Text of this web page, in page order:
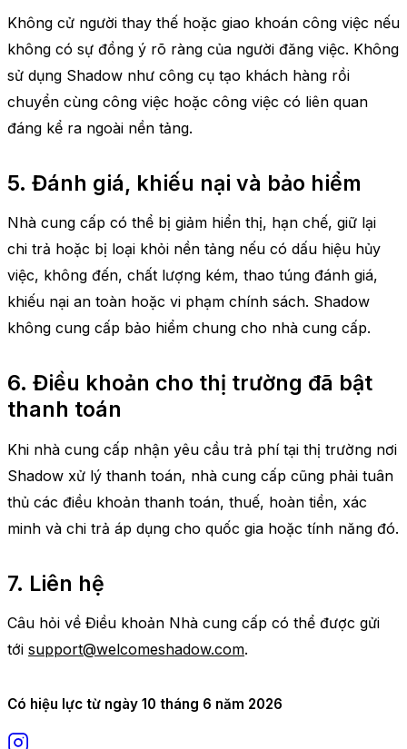
Không cử người thay thế hoặc giao khoán công việc nếu
không có sự đồng ý rõ ràng của người đăng việc. Không
sử dụng Shadow như công cụ tạo khách hàng rồi
chuyển cùng công việc hoặc công việc có liên quan
đáng kể ra ngoài nền tảng.
5. Đánh giá, khiếu nại và bảo hiểm
Nhà cung cấp có thể bị giảm hiển thị, hạn chế, giữ lại
chi trả hoặc bị loại khỏi nền tảng nếu có dấu hiệu hủy
việc, không đến, chất lượng kém, thao túng đánh giá,
khiếu nại an toàn hoặc vi phạm chính sách. Shadow
không cung cấp bảo hiểm chung cho nhà cung cấp.
6. Điều khoản cho thị trường đã bật
thanh toán
Khi nhà cung cấp nhận yêu cầu trả phí tại thị trường nơi
Shadow xử lý thanh toán, nhà cung cấp cũng phải tuân
thủ các điều khoản thanh toán, thuế, hoàn tiền, xác
minh và chi trả áp dụng cho quốc gia hoặc tính năng đó.
7. Liên hệ
Câu hỏi về Điều khoản Nhà cung cấp có thể được gửi
tới support@welcomeshadow.com.
Có hiệu lực từ ngày 10 tháng 6 năm 2026